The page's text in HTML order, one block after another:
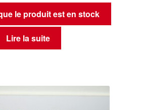
le produit est en stock
Lire la suite